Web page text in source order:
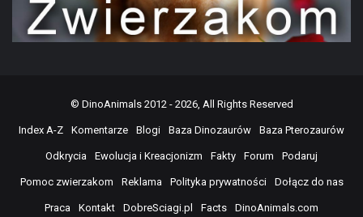
© DinoAnimals2012 - 2026, All Rights Reserved
Index A-Z Komentarze Blogi Baza Dinozaurów Baza Pterozaurów
Odkrycia Ewolucja i Kreacjonizm Fakty Forum Podaruj
Pomoc zwierzakom Reklama Polityka prywatności Dołącz do nas
Praca Kontakt DobreSciagi.pl Facts DinoAnimals.com